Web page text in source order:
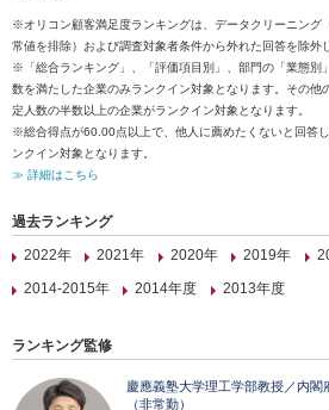
※オリコン顧客満足度ランキングは、データクリーニング
常値を排除）および調査対象者条件から外れた回答を除外
※「総合ランキング」、「評価項目別」、部門の「業態別
数を満たした企業のみランクイン対象となります。その他
定人数の半数以上の企業がランクイン対象となります。
※総合得点が60.00点以上で、他人に薦めたくないと回答
ンクイン対象となります。
≫ 詳細はこちら
過去ランキング
2022年
2021年 2020年 2019年
2014-2015年
2014年度 2013年度
ランキング監修
慶應義塾大学理工学部教授／内閣
（非常勤）